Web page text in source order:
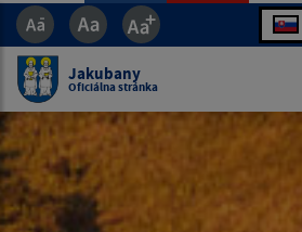
Jakubany
Oficiálna stránka